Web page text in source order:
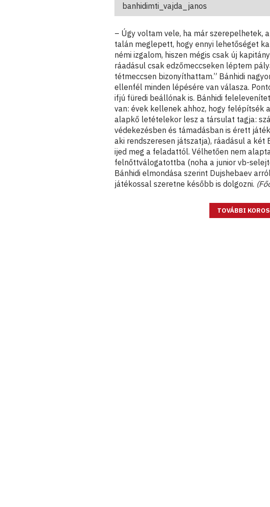
banhidimti_vajda_janos
– Úgy voltam vele, ha már szerepelhetek,
talán meglepett, hogy ennyi lehetőséget
némi izgalom, hiszen mégis csak új
ráadásul csak edzőmeccseken léptem
tétmeccsen bizonyíthattam.” Bánhidi
ellenfél minden lépésére van válasza.
ifjú füredi beállónak is. Bánhidi
van: évek kellenek ahhoz, hogy felépítsék
alapkő letételekor lesz a társulat tagja:
védekezésben és támadásban is érett
aki rendszeresen játszatja), ráadásul a két
ijed meg a feladattól. Vélhetően nem
felnőttválogatottba (noha a junior vb-
Bánhidi elmondása szerint Dujshebaev
játékossal szeretne később is dolgozni.
TOVÁBBI